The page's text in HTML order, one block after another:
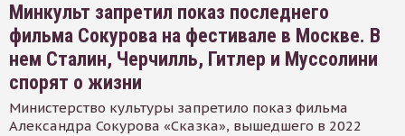
Минкульт запретил показ последнего
фильма Сокурова на фестивале в Москве. В
нем Сталин, Черчилль, Гитлер и Муссолини
спорят о жизни
Министерство культуры запретило показ фильма
Александра Сокурова «Сказка», вышедшего в 2022